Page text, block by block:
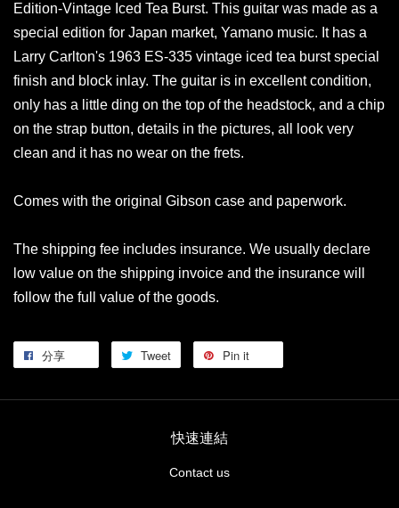
Edition-Vintage Iced Tea Burst. This guitar was made as a
special edition for Japan market, Yamano music. It has a
Larry Carlton's 1963 ES-335 vintage iced tea burst special
finish and block inlay. The guitar is in excellent condition,
only has a little ding on the top of the headstock, and a chip
on the strap button, details in the pictures, all look very
clean and it has no wear on the frets.
Comes with the original Gibson case and paperwork.
The shipping fee includes insurance. We usually declare
low value on the shipping invoice and the insurance will
follow the full value of the goods.
分享 Tweet Pin it
快速連結
Contact us